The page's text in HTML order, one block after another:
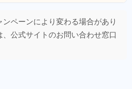
ペーンにより変わる場合があり
、公式サイトのお問い合わせ窓口